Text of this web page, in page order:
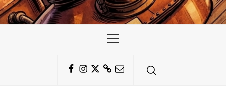
Menu
Facebook
Instagram
TwitterSubstack
Email